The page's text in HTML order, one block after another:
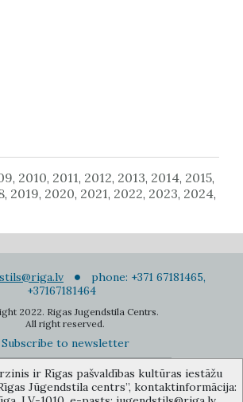
, 2010, 2011, 2012, 2013, 2014, 2015,
, 2019, 2020, 2021, 2022, 2023, 2024,
phone: +371 67181465,
+37167181464
2022. Rigas Jugendstila Centrs.
All right reserved.
Subscribe to newsletter
ir Rīgas pašvaldības kultūras iestāžu
Jūgendstila centrs”, kontaktinformācija: